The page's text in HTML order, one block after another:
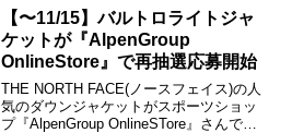
【〜11/15】バルトロライトジャ
ケットが『AlpenGroup
OnlineStore』で再抽選応募開始
THE NORTH FACE(ノースフェイス)の人
気のダウンジャケットがスポーツショッ
プ『AlpenGroup OnlineSTore』さんで再